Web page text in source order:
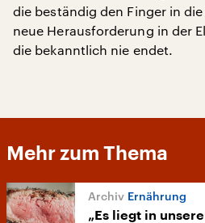
die beständig den Finger in
neue Herausforderung in der
die bekanntlich nie endet.
Mehr zum Thema
Ernährung
„Es liegt in